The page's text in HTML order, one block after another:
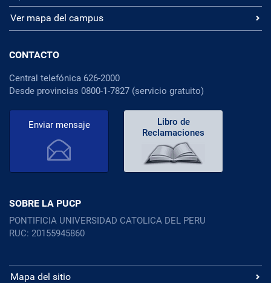
Ver mapa del campus
CONTACTO
Central telefónica 626-2000
Desde provincias 0800-1-7827 (servicio gratuito)
Enviar mensaje
Libro de
Reclamaciones
SOBRE LA PUCP
PONTIFICIA UNIVERSIDAD CATOLICA DEL PERU
RUC: 20155945860
Mapa del sitio